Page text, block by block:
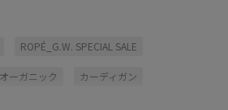
ROPÉ_G.W. SPECIAL SALE
オーガニック カーディガン